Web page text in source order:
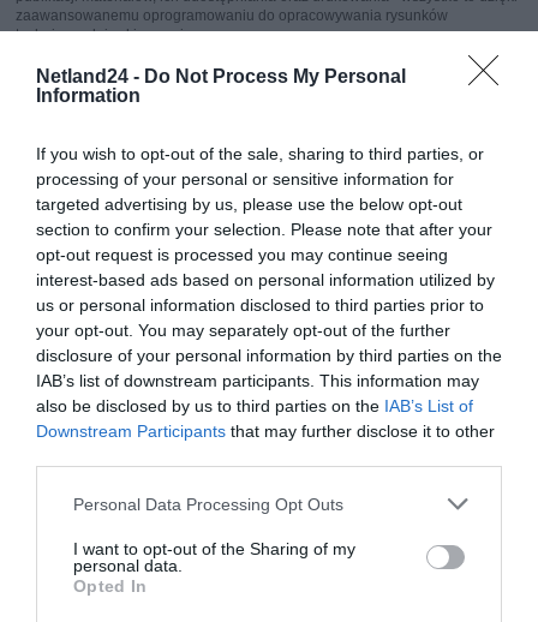
Netland24 - Do Not Process My Personal
Information
If you wish to opt-out of the sale, sharing to third parties, or
processing of your personal or sensitive information for
targeted advertising by us, please use the below opt-out
section to confirm your selection. Please note that after your
opt-out request is processed you may continue seeing
interest-based ads based on personal information utilized by
us or personal information disclosed to third parties prior to
your opt-out. You may separately opt-out of the further
disclosure of your personal information by third parties on the
IAB’s list of downstream participants. This information may
also be disclosed by us to third parties on the IAB’s List of
Downstream Participants that may further disclose it to other
Personal Data Processing Opt Outs
I want to opt-out of the Sharing of my
personal data.
Opted In
zaawansowanemu oprogramowaniu do opracowywania rysunków
technicznych i szkicowania.
Producent Corel
Rodzaj
Oprogramowanie do projektowania
technicznego 2D/3D CAD
Typ licencji Komercyjna
Rodzaj licencji Odnowienie subskrypcji
Okres licencji 12 miesięcy
Liczba
użytkowników
1
Wersja
językowa
Wielojęzyczna (ML)
Platforma Windows
produktu
Deklarowana waga jest wagą minimalną i może różnić się w zależności od
konfiguracji oraz zmian występujących w procesie produkcyjnym.